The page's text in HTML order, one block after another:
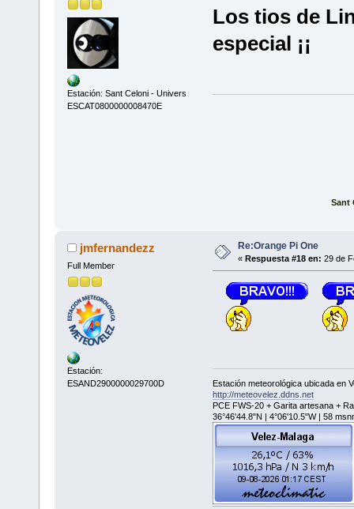
Estación: Sant Celoni - Univers
ESCAT0800000008470E
Los tios de
especial ¡¡
Sant
jmfernandezz
Full Member
Estación:
ESAND2900000029700D
Re:Orange Pi One
« Respuesta #18 en: 29 de
Estación meteorológica ubicada en
http://meteovelez.ddns.net
PCE FWS-20 + Garita artesana +
36°46'44.8"N | 4°06'10.5"W | 58